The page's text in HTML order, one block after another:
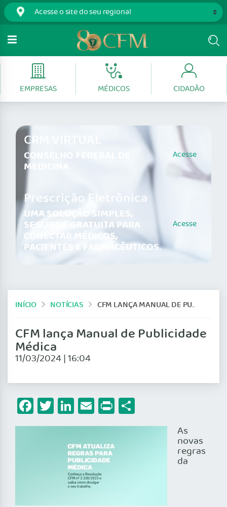
EMPRESAS MÉDICOS CIDADÃO
CRM VIRTUAL
CONSELHO FEDERAL DE
MEDICINA
Acesse
Prescrição Eletrônica
UMA SOLUÇÃO SIMPLES,
SEGURA E GRATUITA PARA
CONECTAR MÉDICOS,
PACIENTES E FARMACÊUTICOS.
Acesse
INÍCIO NOTÍCIAS CFM LANÇA MANUAL DE PUBLICIDADE MÉDICA
CFM lança Manual de Publicidade
Médica
11/03/2024 | 16:04
Facebook
Twitter
LinkedIn
Email
Print
As
novas
regras
da